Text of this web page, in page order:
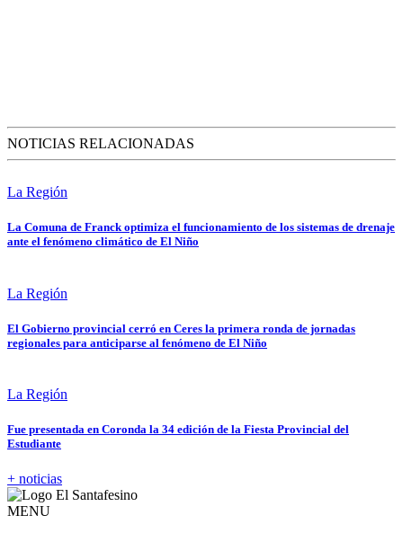
NOTICIAS RELACIONADAS
La Región
La Comuna de Franck optimiza el funcionamiento de los sistemas de drenaje
ante el fenómeno climático de El Niño
La Región
El Gobierno provincial cerró en Ceres la primera ronda de jornadas
regionales para anticiparse al fenómeno de El Niño
La Región
Fue presentada en Coronda la 34 edición de la Fiesta Provincial del
Estudiante
+ noticias
MENU